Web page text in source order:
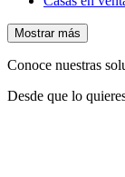
Mostrar más
Conoce nuestras
Desde que lo